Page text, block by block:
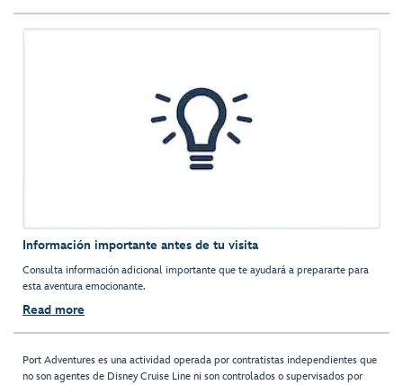
Información importante antes de tu visita
Consulta información adicional importante que te ayudará a prepararte para
esta aventura emocionante.
Read more
Port Adventures es una actividad operada por contratistas independientes que
no son agentes de Disney Cruise Line ni son controlados o supervisados por